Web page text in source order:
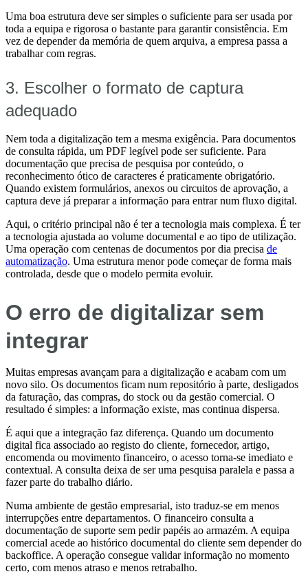
Uma boa estrutura deve ser simples o suficiente para ser usada por
toda a equipa e rigorosa o bastante para garantir consistência. Em
vez de depender da memória de quem arquiva, a empresa passa a
trabalhar com regras.
3. Escolher o formato de captura
adequado
Nem toda a digitalização tem a mesma exigência. Para documentos
de consulta rápida, um PDF legível pode ser suficiente. Para
documentação que precisa de pesquisa por conteúdo, o
reconhecimento ótico de caracteres é praticamente obrigatório.
Quando existem formulários, anexos ou circuitos de aprovação, a
captura deve já preparar a informação para entrar num fluxo digital.
Aqui, o critério principal não é ter a tecnologia mais complexa. É ter
a tecnologia ajustada ao volume documental e ao tipo de utilização.
Uma operação com centenas de documentos por dia precisa de
automatização. Uma estrutura menor pode começar de forma mais
controlada, desde que o modelo permita evoluir.
O erro de digitalizar sem
integrar
Muitas empresas avançam para a digitalização e acabam com um
novo silo. Os documentos ficam num repositório à parte, desligados
da faturação, das compras, do stock ou da gestão comercial. O
resultado é simples: a informação existe, mas continua dispersa.
É aqui que a integração faz diferença. Quando um documento
digital fica associado ao registo do cliente, fornecedor, artigo,
encomenda ou movimento financeiro, o acesso torna-se imediato e
contextual. A consulta deixa de ser uma pesquisa paralela e passa a
fazer parte do trabalho diário.
Numa ambiente de gestão empresarial, isto traduz-se em menos
interrupções entre departamentos. O financeiro consulta a
documentação de suporte sem pedir papéis ao armazém. A equipa
comercial acede ao histórico documental do cliente sem depender do
backoffice. A operação consegue validar informação no momento
certo, com menos atraso e menos retrabalho.